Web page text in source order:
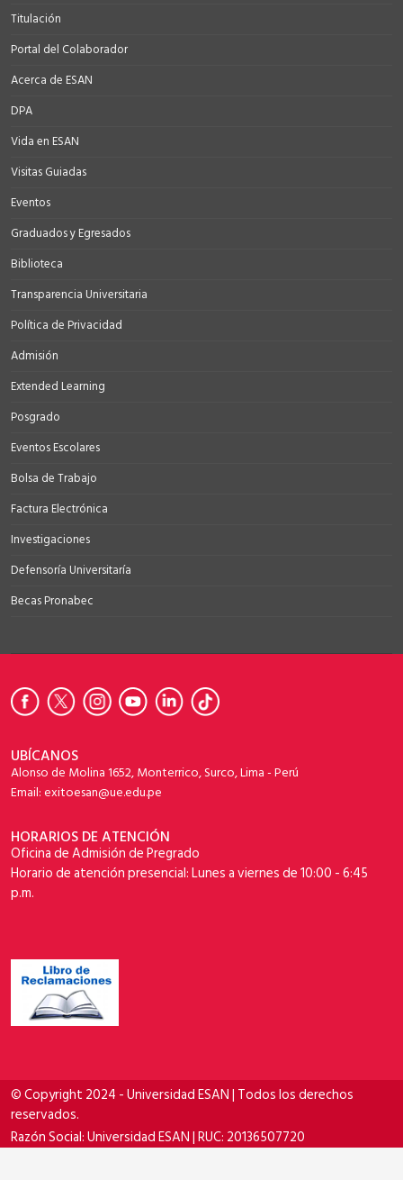
Titulación
Portal del Colaborador
Acerca de ESAN
DPA
Vida en ESAN
Visitas Guiadas
Eventos
Graduados y Egresados
Biblioteca
Transparencia Universitaria
Política de Privacidad
Admisión
Extended Learning
Posgrado
Eventos Escolares
Bolsa de Trabajo
Factura Electrónica
Investigaciones
Defensoría Universitaría
Becas Pronabec
UBÍCANOS
Alonso de Molina 1652, Monterrico, Surco, Lima - Perú
Email: exitoesan@ue.edu.pe
HORARIOS DE ATENCIÓN
Oficina de Admisión de Pregrado
Horario de atención presencial: Lunes a viernes de 10:00 - 6:45
p.m.
© Copyright 2024 - Universidad ESAN | Todos los derechos
reservados.
Razón Social: Universidad ESAN | RUC: 20136507720